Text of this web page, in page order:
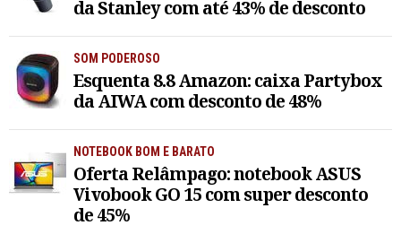
da Stanley com até 43% de desconto
SOM PODEROSO
Esquenta 8.8 Amazon: caixa Partybox
da AIWA com desconto de 48%
NOTEBOOK BOM E BARATO
Oferta Relâmpago: notebook ASUS
Vivobook GO 15 com super desconto
de 45%